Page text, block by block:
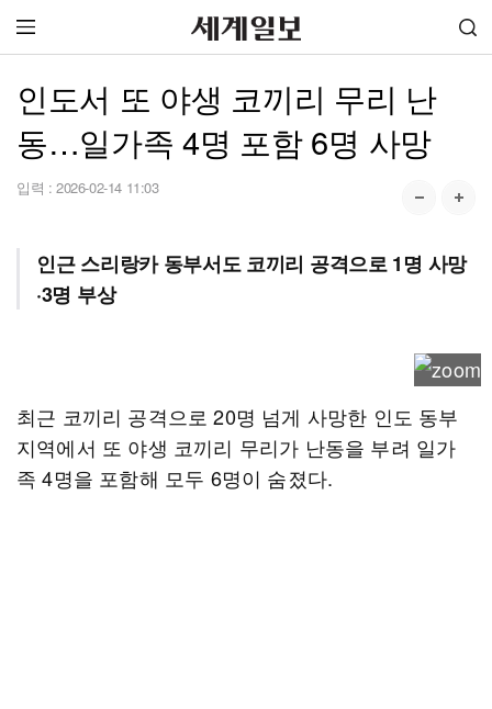
인도서 또 야생 코끼리 무리 난
동…일가족 4명 포함 6명 사망
입력 : 2026-02-14 11:03
인근 스리랑카 동부서도 코끼리 공격으로 1명 사망
·3명 부상
최근 코끼리 공격으로 20명 넘게 사망한 인도 동부
지역에서 또 야생 코끼리 무리가 난동을 부려 일가
족 4명을 포함해 모두 6명이 숨졌다.